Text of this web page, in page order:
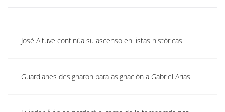
José Altuve continúa su ascenso en listas históricas
Guardianes designaron para asignación a Gabriel Arias